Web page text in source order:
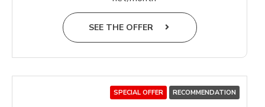
SEE THE OFFER
SPECIAL OFFER RECOMMENDATION